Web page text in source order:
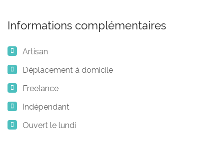
Informations complémentaires
Artisan
Déplacement à domicile
Freelance
Indépendant
Ouvert le lundi